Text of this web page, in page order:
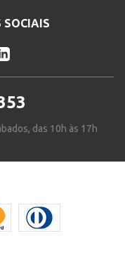
SOCIAIS
das 10h às 17h